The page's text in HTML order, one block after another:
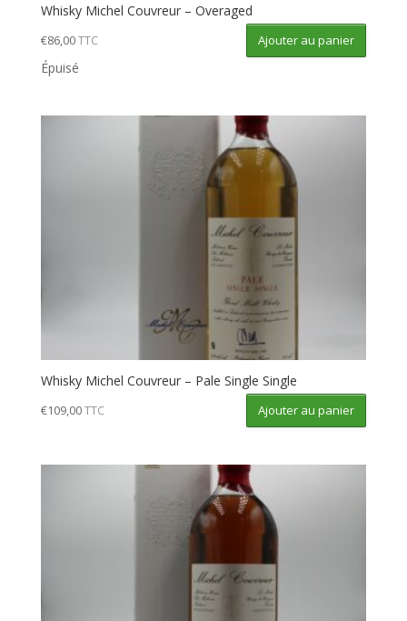
Whisky Michel Couvreur – Overaged
€86,00TTC Ajouter au panier
Épuisé
Whisky Michel Couvreur – Pale Single Single
€109,00TTC Ajouter au panier